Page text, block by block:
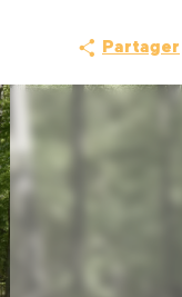
Partager